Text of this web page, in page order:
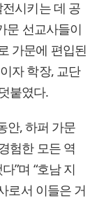
시키는 데 공
문 선교사들이
가문에 편입된
자 학장, 교단
붙였다.
안, 하퍼 가문
험한 모든 역
”며 “호남 지
로서 이들은 거